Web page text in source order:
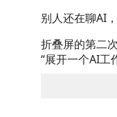
别人还在聊AI
折叠屏的第二
“展开一个AI工